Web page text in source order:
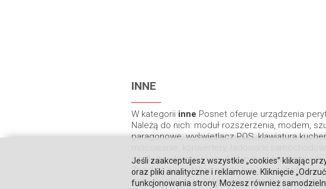
INNE
W kategorii inne Posnet oferuje urządzenia
Należą do nich: moduł rozszerzenia, modem,
paragonowe, wyświetlacz POS, klawiatura
szuflady, wkłady do szuflad, papier termiczny,
Znajduje się tu także oferta kas
przedmioty i urządzenia wysokiej jakości i w
Jeśli zaakceptujesz wszystkie „cookies” klikając
oraz pliki analityczne i reklamowe. Kliknięcie
funkcjonowania strony. Możesz również